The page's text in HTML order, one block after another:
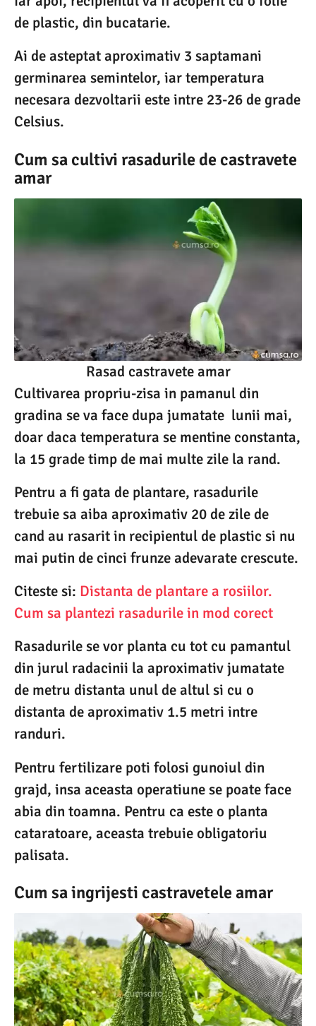
de plastic, din bucatarie.
Ai de asteptat aproximativ 3 saptamani
germinarea semintelor, iar temperatura
necesara dezvoltarii este intre 23-26 de grade
Celsius.
Cum sa cultivi rasadurile de castravete
amar
Rasad castravete amar
Cultivarea propriu-zisa in pamanul din
gradina se va face dupa jumatate lunii mai,
doar daca temperatura se mentine constanta,
la 15 grade timp de mai multe zile la rand.
Pentru a fi gata de plantare, rasadurile
trebuie sa aiba aproximativ 20 de zile de
cand au rasarit in recipientul de plastic si nu
mai putin de cinci frunze adevarate crescute.
Citeste si: Distanta de plantare a rosiilor.
Cum sa plantezi rasadurile in mod corect
Rasadurile se vor planta cu tot cu pamantul
din jurul radacinii la aproximativ jumatate
de metru distanta unul de altul si cu o
distanta de aproximativ 1.5 metri intre
randuri.
Pentru fertilizare poti folosi gunoiul din
grajd, insa aceasta operatiune se poate face
abia din toamna. Pentru ca este o planta
cataratoare, aceasta trebuie obligatoriu
palisata.
Cum sa ingrijesti castravetele amar